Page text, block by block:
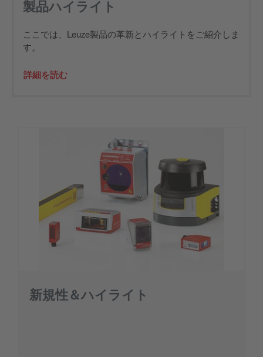
製品ハイライト
ここでは、Leuze製品の革新とハイライトをご紹介しま
す。
詳細を読む
新規性＆ハイライト